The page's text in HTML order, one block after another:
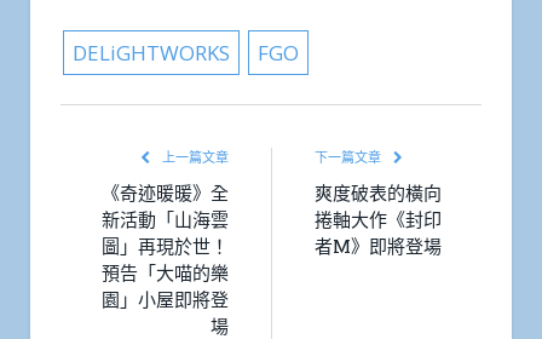
DELiGHTWORKS FGO
上一篇文章
《奇迹暖暖》全
新活動「山海雲
圖」再現於世！
預告「大喵的樂
園」小屋即將登
場
下一篇文章
爽度破表的橫向
捲軸大作《封印
者M》即將登場